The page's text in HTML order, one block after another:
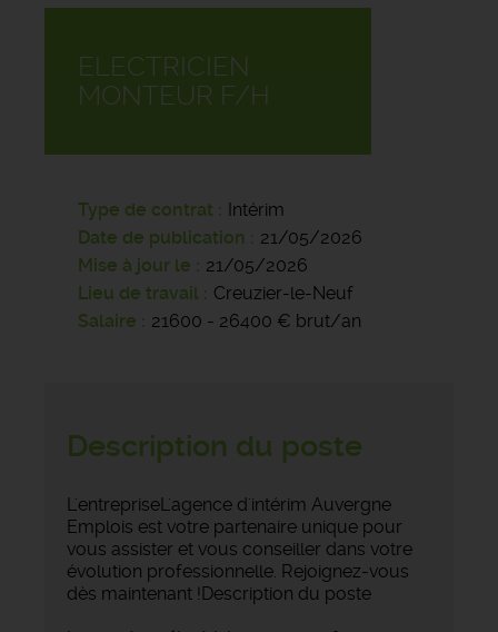
ELECTRICIEN
MONTEUR F/H
Type de contrat
Intérim
Date de publication
21/05/2026
Mise à jour le
21/05/2026
Lieu de travail
Creuzier-le-Neuf
Salaire
21600 - 26400 € brut/an
Description du poste
L'entrepriseL'agence d'intérim Auvergne
Emplois est votre partenaire unique pour
vous assister et vous conseiller dans votre
évolution professionnelle. Rejoignez-vous
dès maintenant !Description du poste